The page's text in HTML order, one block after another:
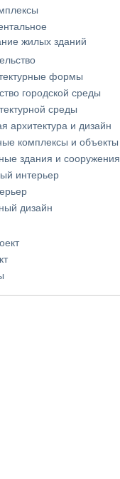
жилых зданий
формы
городской среды
среды
архитектура и дизайн
комплексы и объекты
здания и сооружения
интерьер
дизайн